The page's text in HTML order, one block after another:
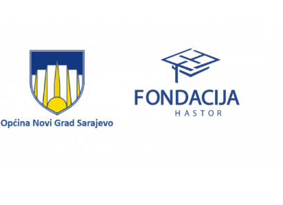
Podrška obrazovanju
mladih koji dolaze iz
socijalno ugroženih